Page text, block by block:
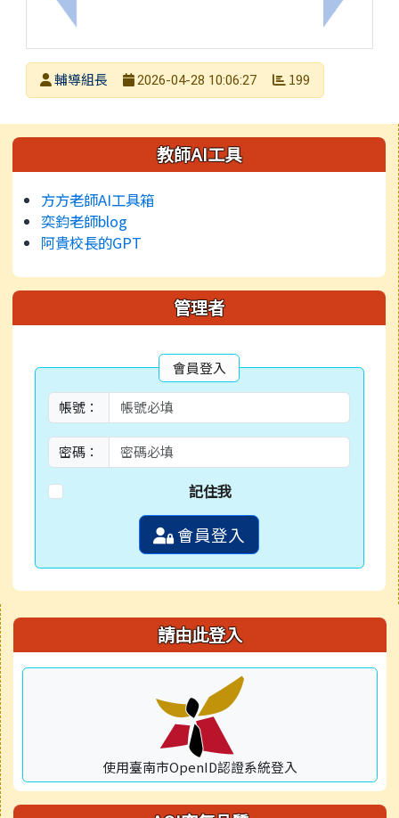
上一筆：115年5月16日【星期六】「性別媒體素養
下一筆：
發布者
輔導組長
2026-04-28 10:06:27 199
左邊區域內容 教師AI工具
方方老師AI工具箱
奕鈞老師blog
阿貴校長的GPT
管理者
會員登入
帳號：
密碼：
記住我
會員登入
右邊區域內容 請由此登入
使用臺南市OpenID認證系統登入